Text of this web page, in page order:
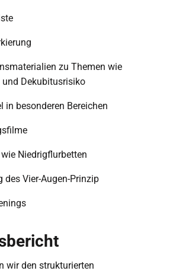
zu Themen wie
Dekubitusrisiko
in besonderen Bereichen
Niedrigflurbetten
des Vier-Augen-Prinzip
wir den strukturierten